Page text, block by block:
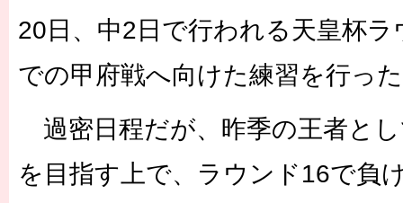
20日、中2日で行われる天皇杯
での甲府戦へ向けた練習を行っ
過密日程だが、昨季の王者と
を目指す上で、ラウンド16で負